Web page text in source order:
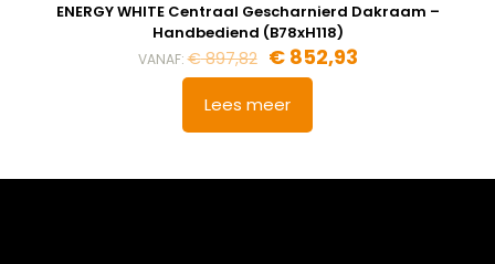
Traphal,Woonkamer
ENERGY WHITE Centraal Gescharnierd Dakraam –
Handbediend (B78xH118)
VANAF:€897,82 €852,93
Lees meer